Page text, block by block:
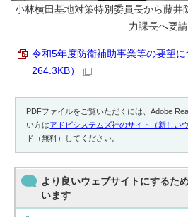
小林横田基地対策特別委員長から藤井
力課長へ要請
令和5年度防衛補助事業等の要望
264.3KB）
PDFファイルをご覧いただくには、Adobe
い方はアドビシステムズ社のサイト（新しい
ド（無料）してください。
より良いウェブサイトにするた
います